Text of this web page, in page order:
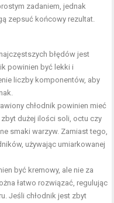
zadaniem, jednak
zepsuć końcowy rezultat.
błędów jest
powinien być lekki i
liczby komponentów, aby
chłodnik powinien mieć
dużej ilości soli, octu czy
smaki warzyw. Zamiast tego,
używając umiarkowanej
być kremowy, ale nie za
łatwo rozwiązać, regulując
Jeśli chłodnik jest zbyt